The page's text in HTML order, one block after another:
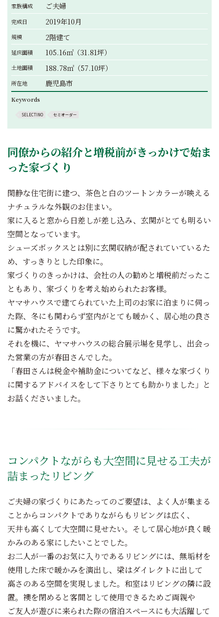
家族構成
ご夫婦
完成日 2019年10月
規模 2階建て
延床面積 105.16㎡（31.81坪）
土地面積 188.78㎡（57.10坪）
所在地 鹿児島市
Keywords
SELECTINO セミオーダー
同僚からの紹介と増税前がきっかけで始ま
った家づくり
閑静な住宅街に建つ、茶色と白のツートンカラーが映える
ナチュラルな外観のお住まい。
家に入ると窓から日差しが差し込み、玄関がとても明るい
空間となっています。
シューズボックスとは別に玄関収納が配されていているた
め、すっきりとした印象に。
家づくりのきっかけは、会社の人の勧めと増税前だったこ
ともあり、家づくりを考え始められたお客様。
ヤマサハウスで建てられていた上司のお家に泊まりに伺っ
た際、冬にも関わらず室内がとても暖かく、居心地の良さ
に驚かれたそうです。
それを機に、ヤマサハウスの総合展示場を見学し、出会っ
た営業の方が春田さんでした。
「春田さんは税金や補助金についてなど、様々な家づくり
に関するアドバイスをして下さりとても助かりました」と
お話くださいました。
コンパクトながらも大空間に見せる工夫が
詰まったリビング
ご夫婦の家づくりにあたってのご要望は、よく人が集まる
ことからコンパクトでありながらもリビングは広く、
天井も高くして大空間に見せたい。そして居心地が良く暖
かみのある家にしたいことでした。
お二人が一番のお気に入りであるリビングには、無垢材を
使用した床で暖かみを演出し、梁はダイレクトに出して
高さのある空間を実現しました。和室はリビングの隣に設
置。襖を閉めると客間として使用できるためご両親や
ご友人が遊びに来られた際の宿泊スペースにも大活躍して